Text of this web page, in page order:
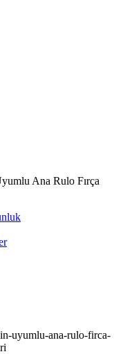
Ana Rulo Fırça
uyumlu-ana-rulo-firca-